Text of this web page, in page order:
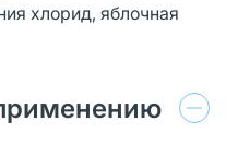
хлорид, яблочная